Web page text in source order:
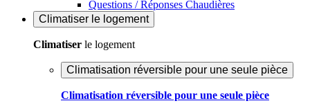
Questions / Réponses Chaudières
Climatiser le logement
Climatiser le logement
Climatisation réversible pour une seule pièce
Climatisation réversible pour une seule pièce